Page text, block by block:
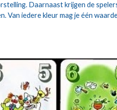
Daarnaast krijgen de
Van iedere kleur mag je één